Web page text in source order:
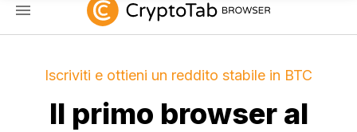
Iscriviti e ottieni un reddito stabile in BTC
Il primo browser al